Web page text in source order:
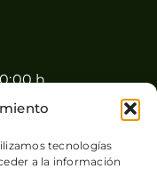
tecnologías
a la información
h
h